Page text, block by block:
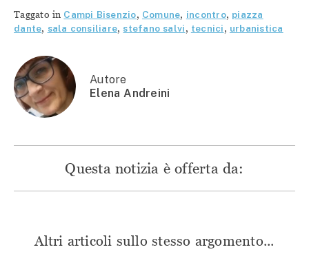
Twitter
(Si
apre
in
(Si
apre
in
una
(Si
apre
in
una
(Si
apre
in
una
Taggato in Campi Bisenzio, Comune, incontro, piazza
dante, sala consiliare, stefano salvi, tecnici, urbanistica
Autore
Elena Andreini
Questa notizia è offerta da:
Altri articoli sullo stesso argomento...